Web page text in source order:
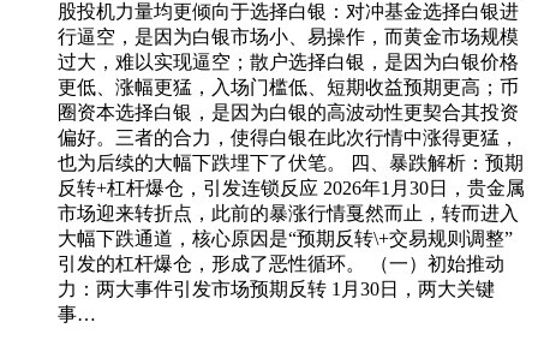
股投机力量均更倾向于选择白银：对冲基金选择白银进
行逼空，是因为白银市场小、易操作，而黄金市场规模
过大，难以实现逼空；散户选择白银，是因为白银价格
更低、涨幅更猛，入场门槛低、短期收益预期更高；币
圈资本选择白银，是因为白银的高波动性更契合其投资
偏好。三者的合力，使得白银在此次行情中涨得更猛，
也为后续的大幅下跌埋下了伏笔。 四、暴跌解析：预期
反转+杠杆爆仓，引发连锁反应 2026年1月30日，贵金属
市场迎来转折点，此前的暴涨行情戛然而止，转而进入
大幅下跌通道，核心原因是“预期反转\+交易规则调整”
引发的杠杆爆仓，形成了恶性循环。 （一）初始推动
力：两大事件引发市场预期反转 1月30日，两大关键
事…